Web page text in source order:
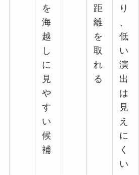
を
海
越
し
に
見
や
す
い
候
補
距
離
を
取
れ
る
り
、
低
い
演
出
は
見
え
に
く
い